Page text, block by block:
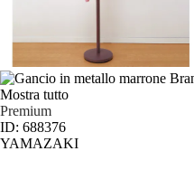
Mostra tutto
Premium
ID: 688376
YAMAZAKI